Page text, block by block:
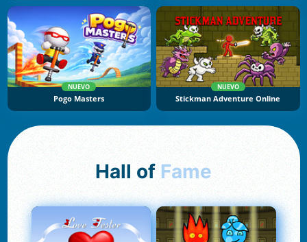
NUEVO
Pogo Masters
NUEVO
Stickman Adventure Online
Hall of Fame